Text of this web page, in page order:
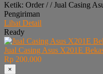
Ketik: Order / / Jual Casing
Pengiriman
Lihat Detail
Ready
Jual Casing Asus X201E
Rp 200.000
×